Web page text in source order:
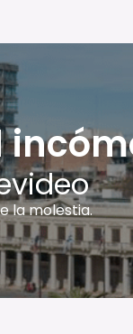
la molestia.